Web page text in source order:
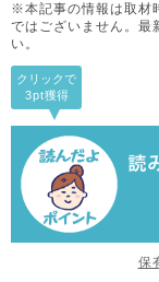
※本記事の情報は取材
ではございません。 最
い。
クリックで
3pt獲得
保